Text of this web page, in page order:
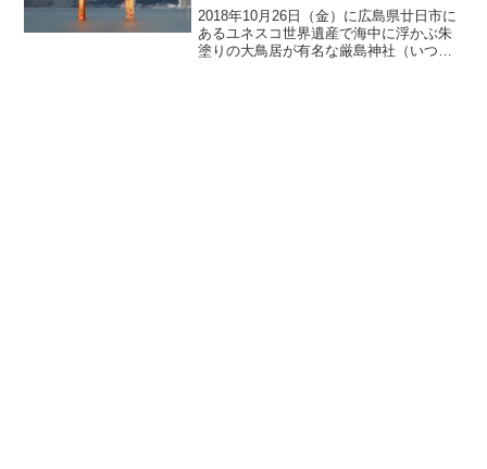
説！
2018年10月26日（金）に広島県廿日市に
あるユネスコ世界遺産で海中に浮かぶ朱
塗りの大鳥居が有名な厳島神社（いつく